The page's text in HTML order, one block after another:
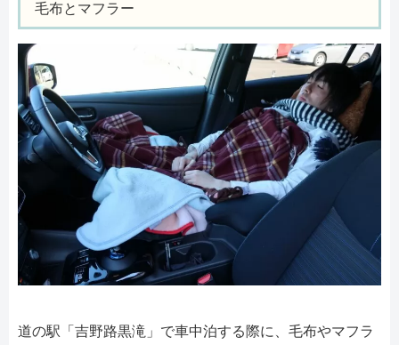
毛布とマフラー
道の駅「吉野路黒滝」で車中泊する際に、毛布やマフラ